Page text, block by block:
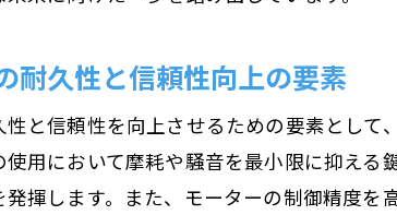
半導体技術
新時代のモ
半導体技術
耐久性と信頼性向上の要素
と信頼性を向上させるための要素とし
用において摩耗や騒音を最小限に抑え
揮します。また、モーターの制御精度